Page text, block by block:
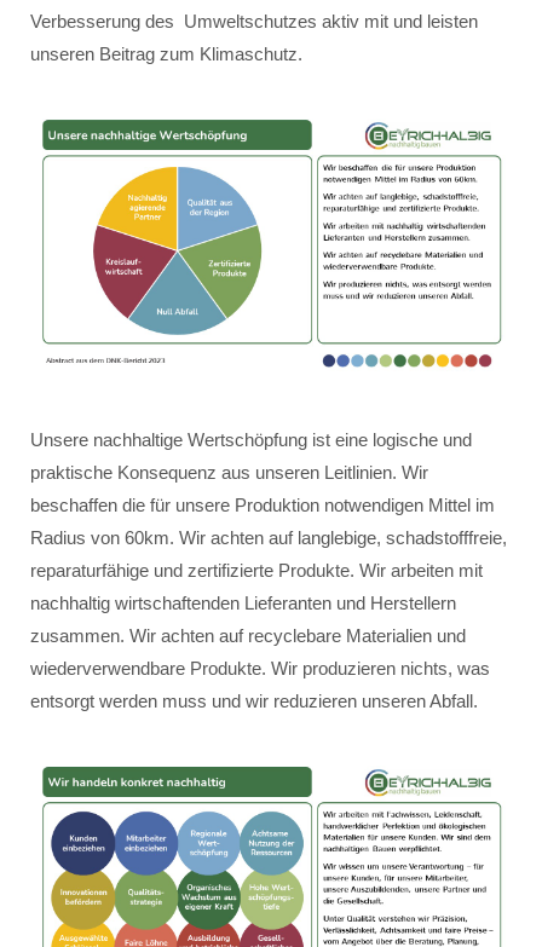
Verbesserung des Umweltschutzes aktiv mit und leisten
unseren Beitrag zum Klimaschutz.
Unsere nachhaltige Wertschöpfung ist eine logische und
praktische Konsequenz aus unseren Leitlinien. Wir
beschaffen die für unsere Produktion notwendigen Mittel im
Radius von 60km. Wir achten auf langlebige, schadstofffreie,
reparaturfähige und zertifizierte Produkte. Wir arbeiten mit
nachhaltig wirtschaftenden Lieferanten und Herstellern
zusammen. Wir achten auf recyclebare Materialien und
wiederverwendbare Produkte. Wir produzieren nichts, was
entsorgt werden muss und wir reduzieren unseren Abfall.